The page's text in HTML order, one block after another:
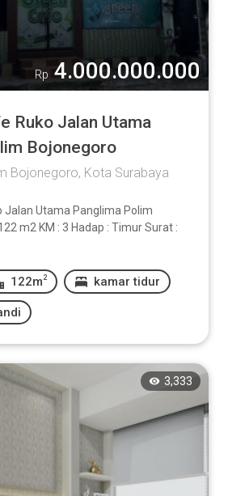
Rp 4.000.000.000
Ruko Jalan Utama
Bojonegoro
Bojonegoro, Kota Surabaya
Jalan Utama Panglima Polim
m2 KM : 3 Hadap : Timur Surat :
122m 2 kamar tidur
3,333